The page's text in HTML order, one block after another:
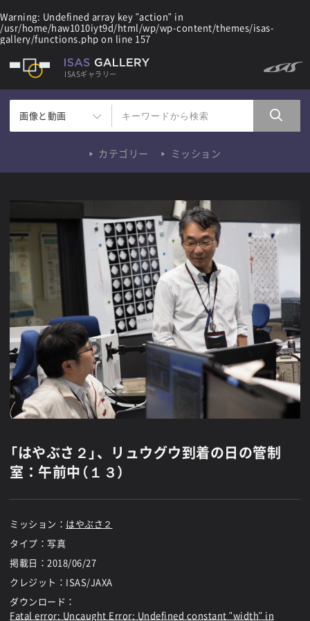
Warning: Undefined array key "action" in
/usr/home/haw1010iyt9d/html/wp/wp-content/themes/isas-
gallery/functions.php on line 157
ISASギャラリー
画像と動画
カテゴリー ミッション
「はやぶさ２」、リュウグウ到着の日の管制
室：午前中（１３）
ミッション： はやぶさ２
タイプ：写真
掲載日： 2018/06/27
クレジット：ISAS/JAXA
ダウンロード：
Fatal error: Uncaught Error: Undefined constant "width" in